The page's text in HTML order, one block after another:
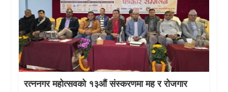
रत्ननगर महोत्सवको १३औं संस्करणमा मह र रोजगार